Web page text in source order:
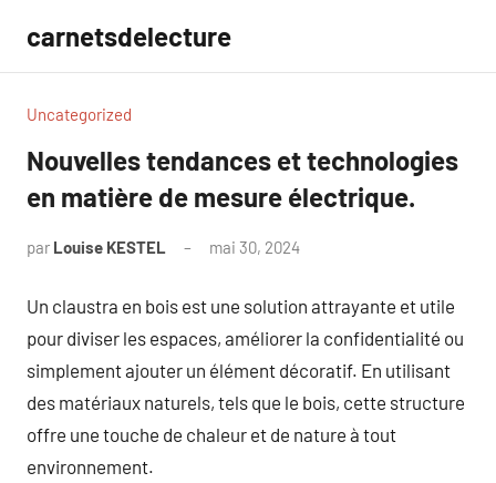
contenu
carnetsdelecture
Uncategorized
Nouvelles tendances et technologies
en matière de mesure électrique.
par Louise KESTEL mai 30, 2024
Un claustra en bois est une solution attrayante et utile
pour diviser les espaces, améliorer la confidentialité ou
simplement ajouter un élément décoratif. En utilisant
des matériaux naturels, tels que le bois, cette structure
offre une touche de chaleur et de nature à tout
environnement.